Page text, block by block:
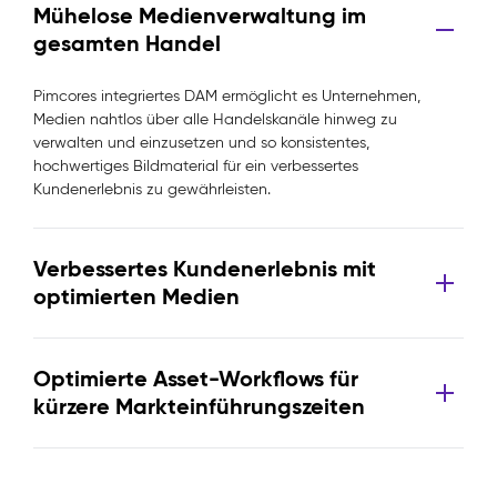
Mühelose Medienverwaltung im
gesamten Handel
Pimcores integriertes DAM ermöglicht es Unternehmen,
Medien nahtlos über alle Handelskanäle hinweg zu
verwalten und einzusetzen und so konsistentes,
hochwertiges Bildmaterial für ein verbessertes
Kundenerlebnis zu gewährleisten.
Verbessertes Kundenerlebnis mit
optimierten Medien
Optimierte Asset-Workflows für
kürzere Markteinführungszeiten